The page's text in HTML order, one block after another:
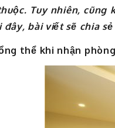
Tuy nhiên,
đây, bài viết sẽ chia
thể khi nhận phòng